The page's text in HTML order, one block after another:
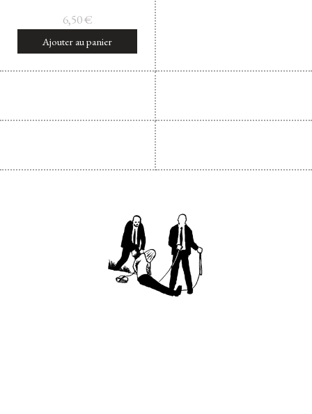
6,50€
Ajouter au panier